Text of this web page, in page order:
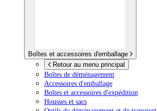
Boîtes et accessoires d'emballage
Retour au menu principal
Boîtes de déménagement
Accessoires d'emballage
Boîtes et accessoires d'expédition
Housses et sacs